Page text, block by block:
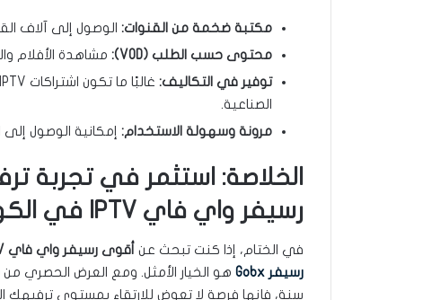
مكتبة ضخمة من القنوات: الوصول إلى آلاف
محتوى حسب الطلب (VOD):
مشاهدة الأفلام
توفير في التكاليف:
الصناعية.
مرونة وسهولة الاستخدام: إمكانية الوصول
الخلاصة: استثمر في تجربة
رسيفر واي فاي IPTV في الكويت
في الختام، إذا كنت تبحث عن أقوى رسيفر واي فاي IPTV في الكويت
رسيفر Gobx
هو الخيار الأمثل. ومع العرض الحصري من
سنة، فإنها فرصة لا تعوض للارتقاء بمستوى ترفيهك